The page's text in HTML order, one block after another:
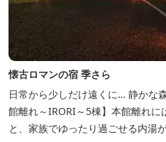
懐古ロマンの宿 季さら
日常から少しだけ遠くに… 静かな
館離れ～IRORI～5棟】本館離れに
と、家族でゆったり過ごせる内湯